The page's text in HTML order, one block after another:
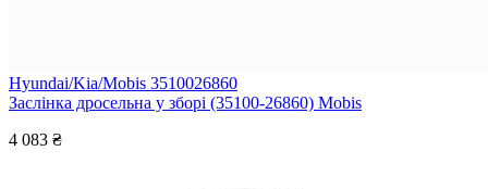
Hyundai/Kia/Mobis 3510026860
Заслінка дросельна у зборі (35100-26860) Mobis
4 083 ₴